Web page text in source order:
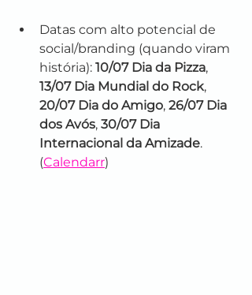
Datas com alto potencial de
social/branding (quando viram
história): 10/07 Dia da Pizza,
13/07 Dia Mundial do Rock,
20/07 Dia do Amigo, 26/07 Dia
dos Avós, 30/07 Dia
Internacional da Amizade.
(Calendarr)